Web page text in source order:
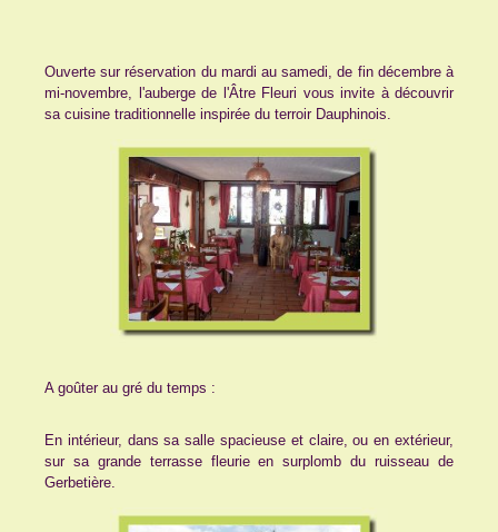
Ouverte sur réservation du mardi au samedi, de fin décembre à
mi-novembre, l'auberge de l'Âtre Fleuri vous invite à découvrir
sa cuisine traditionnelle inspirée du terroir Dauphinois.
A goûter au gré du temps :
En intérieur, dans sa salle spacieuse et claire, ou en extérieur,
sur sa grande terrasse fleurie en surplomb du ruisseau de
Gerbetière.